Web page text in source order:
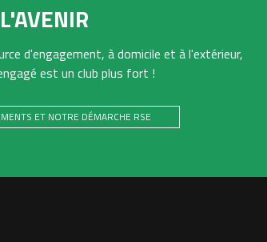
d'engagement, à domicile et à l'extérieur,
est un club plus fort !
ET NOTRE DÉMARCHE RSE